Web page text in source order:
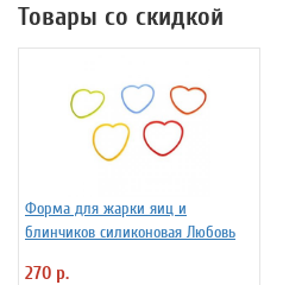
Товары со скидкой
Форма для жарки яиц и
блинчиков силиконовая Любовь
270 р.